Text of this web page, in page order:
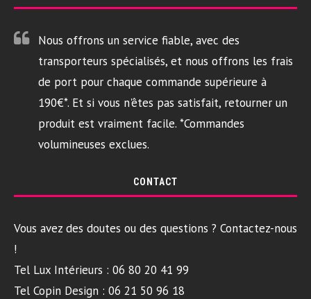
Nous offrons un service fiable, avec des
transporteurs spécialisés, et nous offrons les frais
de port pour chaque commande supérieure à
190€*. Et si vous n'êtes pas satisfait, retourner un
produit est vraiment facile. *Commandes
volumineuses exclues.
CONTACT
Vous avez des doutes ou des questions ? Contactez-nous
!
Tel Lux Intérieurs : 06 80 20 41 99
Tel Copin Design : 06 21 50 96 18